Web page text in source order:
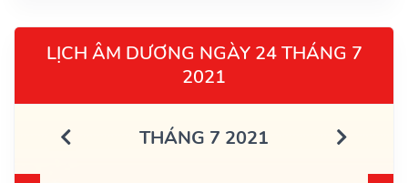
LỊCH ÂM DƯƠNG NGÀY 24 THÁNG 7
2021
THÁNG 7 2021